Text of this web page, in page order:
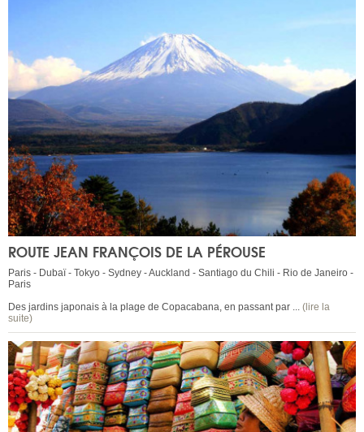
ROUTE JEAN FRANÇOIS DE LA PÉROUSE
Paris - Dubaï - Tokyo - Sydney - Auckland - Santiago du Chili - Rio de Janeiro -
Paris
Des jardins japonais à la plage de Copacabana, en passant par ... (lire la
suite)